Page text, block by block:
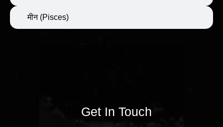
मीन (Pisces)
Get In Touch